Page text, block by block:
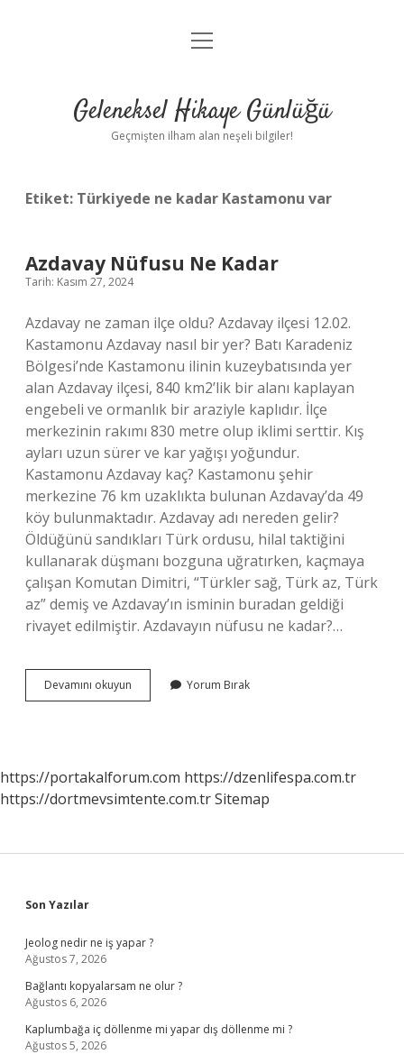
Anasayfa
Yasal Uyarı
menüyü
Geleneksel Hikaye Günlüğü
Geçmişten ilham alan neşeli bilgiler!
Etiket: Türkiyede ne kadar Kastamonu var
Azdavay Nüfusu Ne Kadar
Tarih: Kasım 27, 2024
Azdavay ne zaman ilçe oldu? Azdavay ilçesi 12.02.
Kastamonu Azdavay nasıl bir yer? Batı Karadeniz
Bölgesi’nde Kastamonu ilinin kuzeybatısında yer
alan Azdavay ilçesi, 840 km2’lik bir alanı kaplayan
engebeli ve ormanlık bir araziyle kaplıdır. İlçe
merkezinin rakımı 830 metre olup iklimi serttir. Kış
ayları uzun sürer ve kar yağışı yoğundur.
Kastamonu Azdavay kaç? Kastamonu şehir
merkezine 76 km uzaklıkta bulunan Azdavay’da 49
köy bulunmaktadır. Azdavay adı nereden gelir?
Öldüğünü sandıkları Türk ordusu, hilal taktiğini
kullanarak düşmanı bozguna uğratırken, kaçmaya
çalışan Komutan Dimitri, “Türkler sağ, Türk az, Türk
az” demiş ve Azdavay’ın isminin buradan geldiği
rivayet edilmiştir. Azdavayın nüfusu ne kadar?…
Devamını okuyun Azdavay
Nüfusu
Yorum Bırak
https://portakalforum.com https://dzenlifespa.com.tr
https://dortmevsimtente.com.trSitemap
Sidebar
Son Yazılar
Jeolog nedir ne iş yapar ?
Ağustos 7, 2026
Bağlantı kopyalarsam ne olur ?
Ağustos 6, 2026
Kaplumbağa iç döllenme mi yapar dış döllenme mi ?
Ağustos 5, 2026